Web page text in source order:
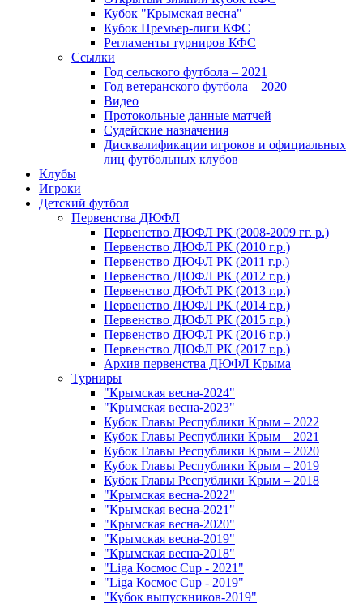
Кубок "Крымская весна"
Кубок Премьер-лиги КФС
Регламенты турниров КФС
Ссылки
Год сельского футбола – 2021
Год ветеранского футбола – 2020
Видео
Протокольные данные матчей
Судейские назначения
Дисквалификации игроков и официальных
лиц футбольных клубов
Клубы
Игроки
Детский футбол
Первенства ДЮФЛ
Первенство ДЮФЛ РК (2008-2009 гг. р.)
Первенство ДЮФЛ РК (2010 г.р.)
Первенство ДЮФЛ РК (2011 г.р.)
Первенство ДЮФЛ РК (2012 г.р.)
Первенство ДЮФЛ РК (2013 г.р.)
Первенство ДЮФЛ РК (2014 г.р.)
Первенство ДЮФЛ РК (2015 г.р.)
Первенство ДЮФЛ РК (2016 г.р.)
Первенство ДЮФЛ РК (2017 г.р.)
Архив первенства ДЮФЛ Крыма
Турниры
"Крымская весна-2024"
"Крымская весна-2023"
Кубок Главы Республики Крым – 2022
Кубок Главы Республики Крым – 2021
Кубок Главы Республики Крым – 2020
Кубок Главы Республики Крым – 2019
Кубок Главы Республики Крым – 2018
"Крымская весна-2022"
"Крымская весна-2021"
"Крымская весна-2020"
"Крымская весна-2019"
"Крымская весна-2018"
"Liga Космос Cup - 2021"
"Liga Космос Cup - 2019"
"Кубок выпускников-2019"